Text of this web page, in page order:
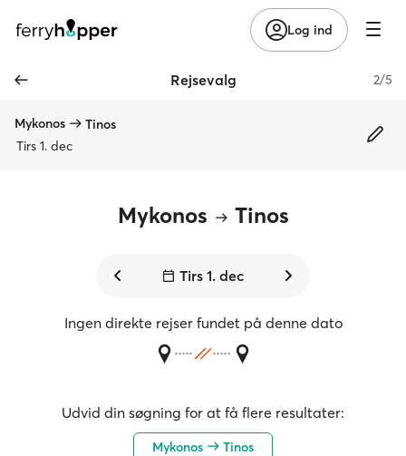
Log ind
Rejsevalg 2/5
Mykonos
Tinos
Tirs 1. dec
Mykonos Tinos
Tirs 1. dec
Ingen direkte rejser fundet på denne dato
Udvid din søgning for at få flere resultater:
Mykonos Tinos